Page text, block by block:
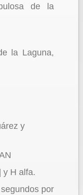
de la
la Laguna,
y
y H alfa.
por